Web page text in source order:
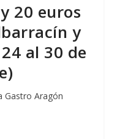
20 euros
y
al 30 de
Gastro Aragón